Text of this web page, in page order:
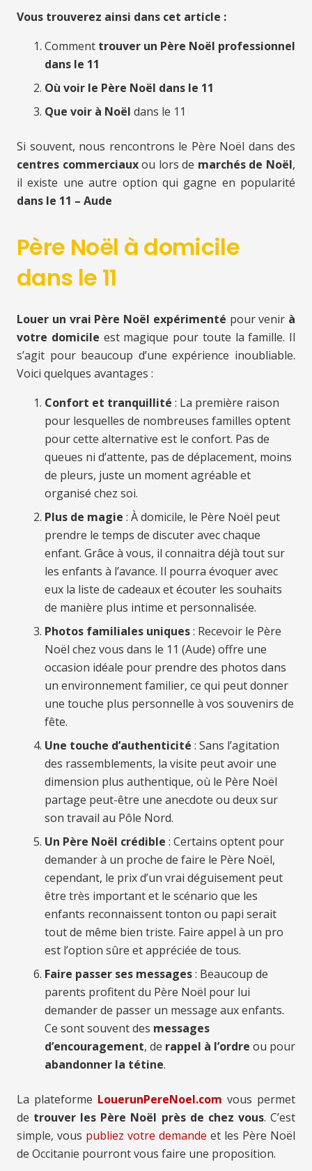
Vous trouverez ainsi dans cet article :
Comment trouver un Père Noël professionnel
dans le 11
Où voir le Père Noël dans le 11
Que voir à Noël dans le 11
Si souvent, nous rencontrons le Père Noël dans des
centres commerciauxou lors de marchés de Noël,
il existe une autre option qui gagne en popularité
dans le 11 – Aude
Père Noël à domicile
dans le 11
Louer un vrai Père Noël expérimenté pour venir à
votre domicile est magique pour toute la famille. Il
s’agit pour beaucoup d’une expérience inoubliable.
Voici quelques avantages :
Confort et tranquillité : La première raison
pour lesquelles de nombreuses familles optent
pour cette alternative est le confort. Pas de
queues ni d’attente, pas de déplacement, moins
de pleurs, juste un moment agréable et
organisé chez soi.
Plus de magie : À domicile, le Père Noël peut
prendre le temps de discuter avec chaque
enfant. Grâce à vous, il connaitra déjà tout sur
les enfants à l’avance. Il pourra évoquer avec
eux la liste de cadeaux et écouter les souhaits
de manière plus intime et personnalisée.
Photos familiales uniques: Recevoir le Père
Noël chez vous dans le 11 (Aude) offre une
occasion idéale pour prendre des photos dans
un environnement familier, ce qui peut donner
une touche plus personnelle à vos souvenirs de
fête.
Une touche d’authenticité : Sans l’agitation
des rassemblements, la visite peut avoir une
dimension plus authentique, où le Père Noël
partage peut-être une anecdote ou deux sur
son travail au Pôle Nord.
Un Père Noël crédible : Certains optent pour
demander à un proche de faire le Père Noël,
cependant, le prix d’un vrai déguisement peut
être très important et le scénario que les
enfants reconnaissent tonton ou papi serait
tout de même bien triste. Faire appel à un pro
est l’option sûre et appréciée de tous.
Faire passer ses messages: Beaucoup de
parents profitent du Père Noël pour lui
demander de passer un message aux enfants.
Ce sont souvent des messages
d’encouragement, de rappel à l’ordre ou pour
abandonner la tétine.
La plateforme LouerunPereNoel.com vous permet
de trouver les Père Noël près de chez vous. C’est
simple, vous publiez votre demande et les Père Noël
de Occitanie pourront vous faire une proposition.